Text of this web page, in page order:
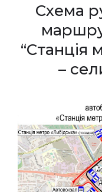
Схема
“Станція
–